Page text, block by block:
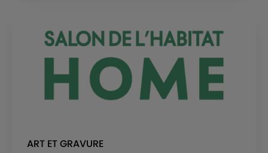
ART ET GRAVURE